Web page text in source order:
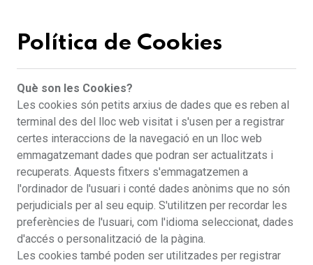
Política de Cookies
Què son les Cookies?
Les cookies són petits arxius de dades que es reben al
terminal des del lloc web visitat i s'usen per a registrar
certes interaccions de la navegació en un lloc web
emmagatzemant dades que podran ser actualitzats i
recuperats. Aquests fitxers s'emmagatzemen a
l'ordinador de l'usuari i conté dades anònims que no són
perjudicials per al seu equip. S'utilitzen per recordar les
preferències de l'usuari, com l'idioma seleccionat, dades
d'accés o personalització de la pàgina.
Les cookies també poden ser utilitzades per registrar